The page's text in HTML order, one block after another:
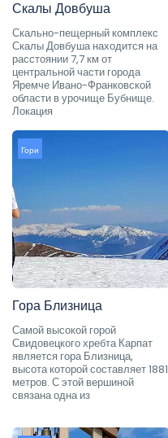
Скалы Довбуша
Скально-пещерный комплекс
Скалы Довбуша находится на
расстоянии 7,7 км от
центральной части города
Яремче Ивано-Франковской
области в урочище Бубнище.
Локация
Гори
Гора Близница
Самой высокой горой
Свидовецкого хребта Карпат
является гора Близница,
высота которой составляет 1881
метров. С этой вершиной
связана одна из